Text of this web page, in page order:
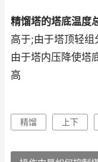
精馏塔的塔底温
高于;由于塔顶轻
由于塔内压降使塔
高
精馏 上下